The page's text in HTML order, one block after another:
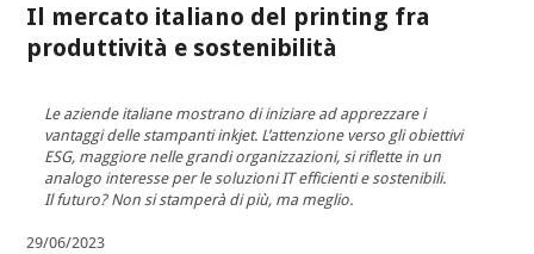
Il mercato italiano del printing fra
produttività e sostenibilità
Le aziende italiane mostrano di iniziare ad apprezzare i
vantaggi delle stampanti inkjet. L’attenzione verso gli obiettivi
ESG, maggiore nelle grandi organizzazioni, si riflette in un
analogo interesse per le soluzioni IT efficienti e sostenibili.
Il futuro? Non si stamperà di più, ma meglio.
29/06/2023